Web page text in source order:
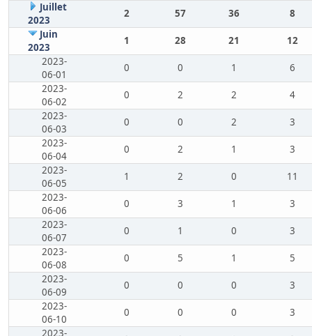
Juillet
2023
2 57 36
8
Juin
2023
1 28 21
12
2023-
06-01
0 0 1
6
2023-
06-02
0 2 2
4
2023-
06-03
0 0 2
3
2023-
06-04
0 2 1
3
2023-
06-05
1 2 0
11
2023-
06-06
0 3 1
3
2023-
06-07
0 1 0
3
2023-
06-08
0 5 1
5
2023-
06-09
0 0 0
3
2023-
06-10
0 0 0
3
2023-